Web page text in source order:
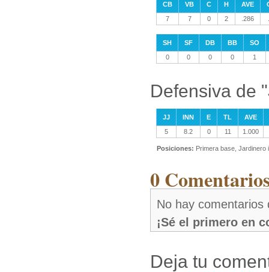
CB VB C H AVE
7
7 0 2 .286
SH SF DB BB
SO
0
0 0 0 1
Defensiva de
JJ INN E TL
AVE
5
8.2 0 11 1.000
Posiciones: Primera base, Jardinero
0
No hay comentarios
¡Sé el primero en
Deja tu